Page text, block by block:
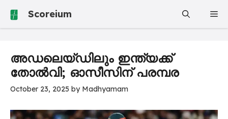
Scoreium
അഡലെയ്ഡിലും ഇന്ത്യക്ക്
തോൽവി; ഓസീസിന് പരമ്പര
October 23, 2025 by Madhyamam